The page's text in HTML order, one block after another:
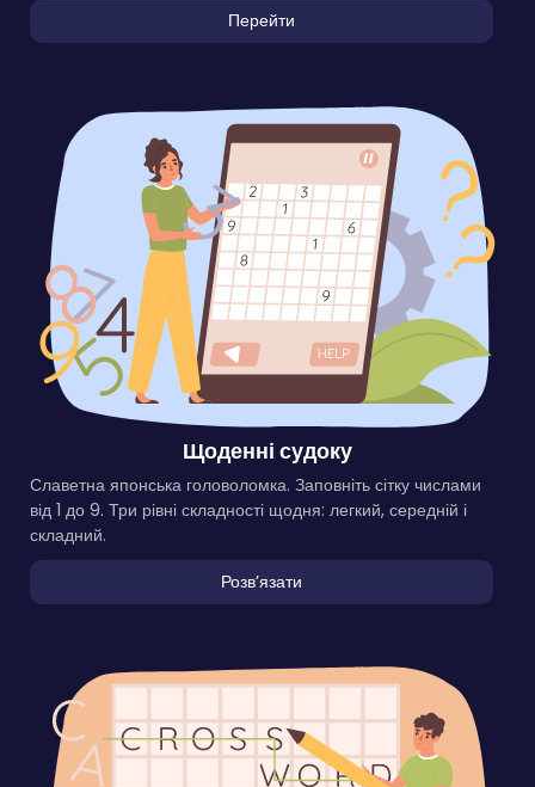
Перейти
Щоденні судоку
Славетна японська головоломка. Заповніть сітку числами
від 1 до 9. Три рівні складності щодня: легкий, середній і
складний.
Розвʼязати